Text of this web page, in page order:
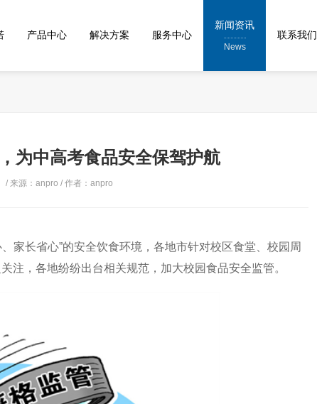
产品中心 解决方案 服务中心
新闻资讯
News
联系我们
为中高考食品安全保驾护航
/ 来源：anpro / 作者：anpro
长省心”的安全饮食环境，各地市针对校区食堂、校园周
注，各地纷纷出台相关规范，加大校园食品安全监管。